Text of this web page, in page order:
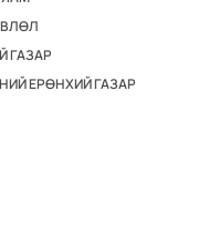
ГАЗАР
ЕРӨНХИЙ ГАЗАР